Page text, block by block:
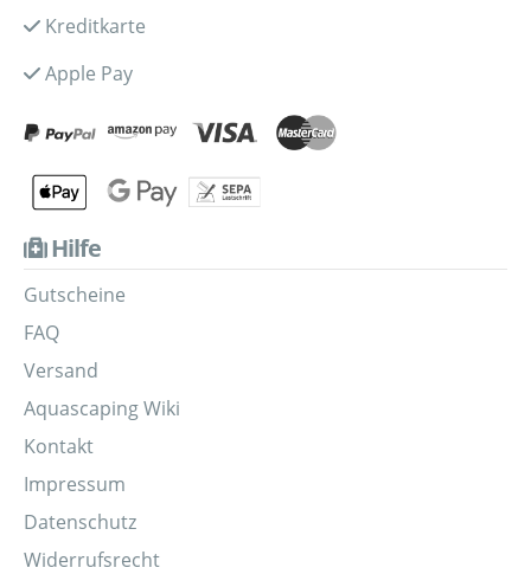
Kreditkarte
Apple Pay
Hilfe
Gutscheine
FAQ
Versand
Aquascaping Wiki
Kontakt
Impressum
Datenschutz
Widerrufsrecht